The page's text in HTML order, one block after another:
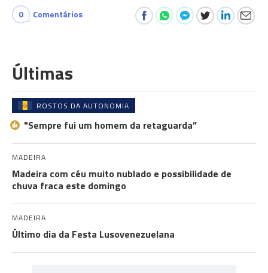
0 Comentários
Últimas
ROSTOS DA AUTONOMIA
"Sempre fui um homem da retaguarda”
MADEIRA
Madeira com céu muito nublado e possibilidade de
chuva fraca este domingo
MADEIRA
Último dia da Festa Lusovenezuelana